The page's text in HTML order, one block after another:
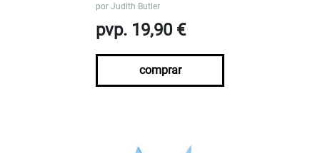
por Judith Butler
pvp. 19,90 €
comprar